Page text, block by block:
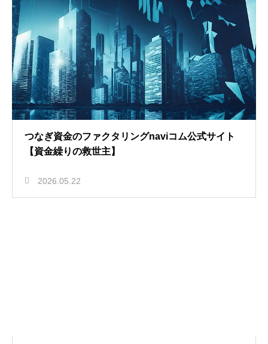
つなぎ資金のファクタリングnaviコム公式サイト
【資金繰りの救世主】
2026.05.22